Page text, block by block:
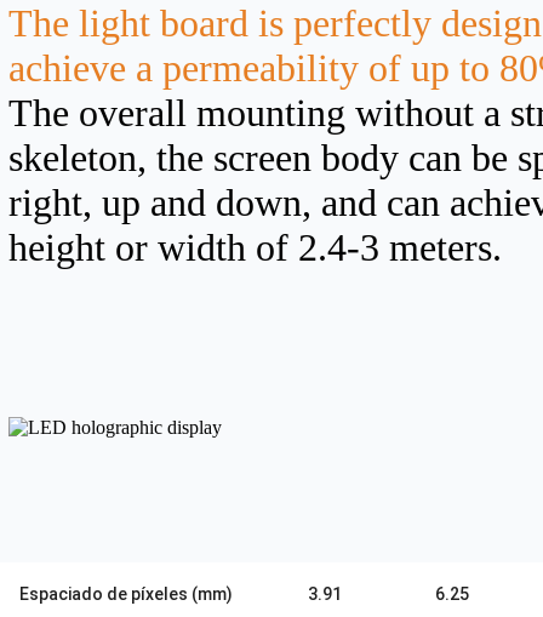
The light board is perfectly
achieve a permeability of up to
The overall mounting without a
skeleton, the screen body can be
right, up and down, and can
height or width of 2.4-3 meters.
Espaciado de píxeles (mm) 3.91 6.25